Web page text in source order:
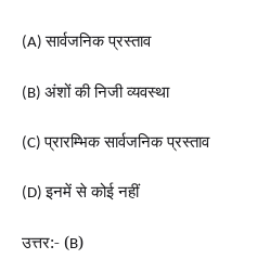
(A)सार्वजनिक प्रस्ताव
(B) अंशों की निजी व्यवस्था
(C)प्रारम्भिक सार्वजनिक प्रस्ताव
(D)इनमें से कोई नहीं
उत्तर:- (B)